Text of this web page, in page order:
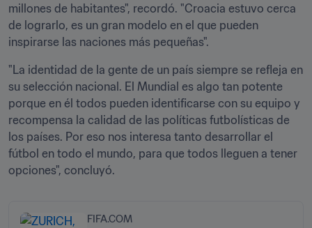
millones de habitantes", recordó. "Croacia estuvo cerca
de lograrlo, es un gran modelo en el que pueden
inspirarse las naciones más pequeñas".
"La identidad de la gente de un país siempre se refleja en
su selección nacional. El Mundial es algo tan potente
porque en él todos pueden identificarse con su equipo y
recompensa la calidad de las políticas futbolísticas de
los países. Por eso nos interesa tanto desarrollar el
fútbol en todo el mundo, para que todos lleguen a tener
opciones", concluyó.
FIFA.COM